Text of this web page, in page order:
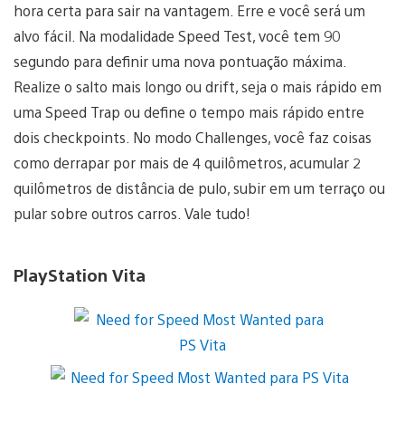
hora certa para sair na vantagem. Erre e você será um
alvo fácil. Na modalidade Speed Test, você tem 90
segundo para definir uma nova pontuação máxima.
Realize o salto mais longo ou drift, seja o mais rápido em
uma Speed Trap ou define o tempo mais rápido entre
dois checkpoints. No modo Challenges, você faz coisas
como derrapar por mais de 4 quilômetros, acumular 2
quilômetros de distância de pulo, subir em um terraço ou
pular sobre outros carros. Vale tudo!
PlayStation Vita